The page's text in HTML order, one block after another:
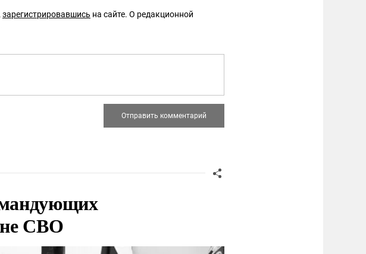
зарегистрировавшись на сайте. О редакционной
СВО